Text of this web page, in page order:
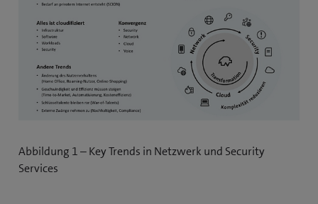
Abbildung 1 – Key Trends in Netzwerk und Security
Services